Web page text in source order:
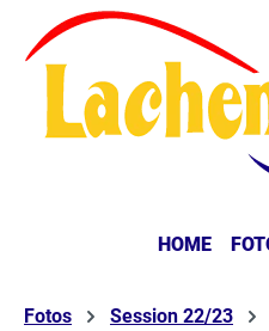
Zur
HOME
Fotos Session 22/23